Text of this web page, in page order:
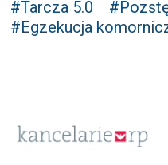
#Tarcza 5.0
#Egzekucja